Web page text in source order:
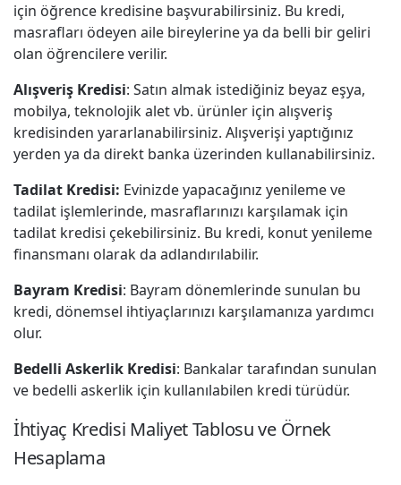
için öğrence kredisine başvurabilirsiniz. Bu kredi,
masrafları ödeyen aile bireylerine ya da belli bir geliri
olan öğrencilere verilir.
Alışveriş Kredisi: Satın almak istediğiniz beyaz eşya,
mobilya, teknolojik alet vb. ürünler için alışveriş
kredisinden yararlanabilirsiniz. Alışverişi yaptığınız
yerden ya da direkt banka üzerinden kullanabilirsiniz.
Tadilat Kredisi: Evinizde yapacağınız yenileme ve
tadilat işlemlerinde, masraflarınızı karşılamak için
tadilat kredisi çekebilirsiniz. Bu kredi, konut yenileme
finansmanı olarak da adlandırılabilir.
Bayram Kredisi: Bayram dönemlerinde sunulan bu
kredi, dönemsel ihtiyaçlarınızı karşılamanıza yardımcı
olur.
Bedelli Askerlik Kredisi: Bankalar tarafından sunulan
ve bedelli askerlik için kullanılabilen kredi türüdür.
İhtiyaç Kredisi Maliyet Tablosu ve Örnek
Hesaplama